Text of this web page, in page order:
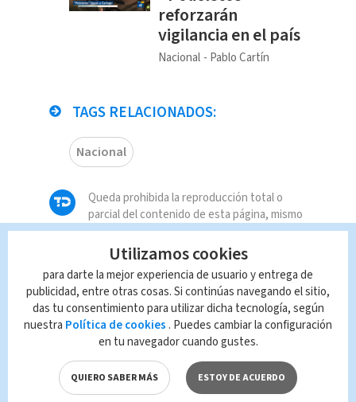
reforzarán
vigilancia en el país
Nacional Pablo Cartín
TAGS RELACIONADOS:
Nacional
Queda prohibida la reproducción total o
parcial del contenido de esta página, mismo
que es propiedad de TELEDIARIO; su
reproducción no autorizada constituye una
infracción y un delito de conformidad con las
leyes aplicables.
Utilizamos cookies
para darte la mejor experiencia de usuario y entrega de
publicidad, entre otras cosas. Si continúas navegando el sitio,
das tu consentimiento para utilizar dicha tecnología, según
nuestra Política de cookies . Puedes cambiar la configuración
en tu navegador cuando gustes.
QUIERO SABER MÁS ESTOY DE ACUERDO